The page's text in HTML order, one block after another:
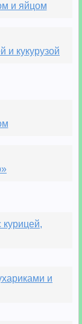
и яйцом
и кукурузой
и